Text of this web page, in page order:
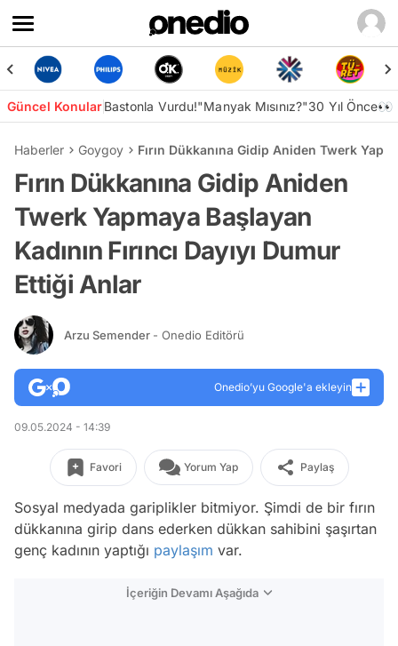
Güncel KonularBastonla Vurdu!"Manyak Mısınız?"30 Yıl Önce👀
Haberler Goygoy Fırın Dükkanına Gidip Aniden Twerk
Fırın Dükkanına Gidip Aniden
Twerk Yapmaya Başlayan
Kadının Fırıncı Dayıyı Dumur
Ettiği Anlar
Arzu Semender - Onedio Editörü
Onedio’yu Google'a ekleyin
09.05.2024 - 14:39
Favori Yorum Yap Paylaş
Sosyal medyada gariplikler bitmiyor. Şimdi de bir fırın
dükkanına girip dans ederken dükkan sahibini şaşırtan
genç kadının yaptığı paylaşım var.
İçeriğin Devamı Aşağıda